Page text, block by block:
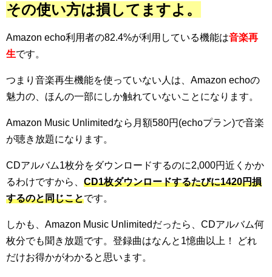
その使い方は損してますよ。
Amazon echo利用者の82.4%が利用している機能は音楽再
生です。
つまり音楽再生機能を使っていない人は、Amazon echoの
魅力の、ほんの一部にしか触れていないことになります。
Amazon Music Unlimitedなら月額580円(echoプラン)で音楽
が聴き放題になります。
CDアルバム1枚分をダウンロードするのに2,000円近くかか
るわけですから、 CD1枚ダウンロードするたびに1420円損
するのと同じことです。
しかも、Amazon Music Unlimitedだったら、CDアルバム何
枚分でも聞き放題です。登録曲はなんと1憶曲以上！ どれ
だけお得かがわかると思います。